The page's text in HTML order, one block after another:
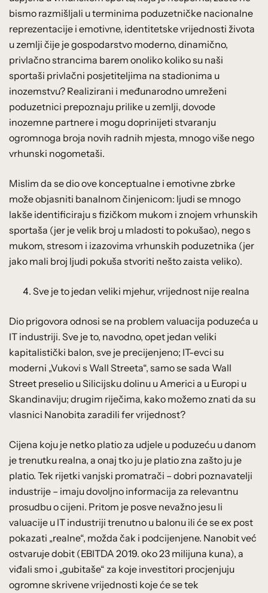
bismo razmišljali u terminima poduzetničke nacionalne
reprezentacije i emotivne, identitetske vrijednosti života
u zemlji čije je gospodarstvo moderno, dinamično,
privlačno strancima barem onoliko koliko su naši
sportaši privlačni posjetiteljima na stadionima u
inozemstvu? Realizirani i međunarodno umreženi
poduzetnici prepoznaju prilike u zemlji, dovode
inozemne partnere i mogu doprinijeti stvaranju
ogromnoga broja novih radnih mjesta, mnogo više nego
vrhunski nogometaši.
Mislim da se dio ove konceptualne i emotivne zbrke
može objasniti banalnom činjenicom: ljudi se mnogo
lakše identificiraju s fizičkom mukom i znojem vrhunskih
sportaša (jer je velik broj u mladosti to pokušao), nego s
mukom, stresom i izazovima vrhunskih poduzetnika (jer
jako mali broj ljudi pokuša stvoriti nešto zaista veliko).
Sve je to jedan veliki mjehur, vrijednost nije realna
Dio prigovora odnosi se na problem valuacija poduzeća u
IT industriji. Sve je to, navodno, opet jedan veliki
kapitalistički balon, sve je precijenjeno; IT-evci su
moderni „Vukovi s Wall Streeta“, samo se sada Wall
Street preselio u Silicijsku dolinu u Americi a u Europi u
Skandinaviju; drugim riječima, kako možemo znati da su
vlasnici Nanobita zaradili fer vrijednost?
Cijena koju je netko platio za udjele u poduzeću u danom
je trenutku realna, a onaj tko ju je platio zna zašto ju je
platio. Tek rijetki vanjski promatrači – dobri poznavatelji
industrije – imaju dovoljno informacija za relevantnu
prosudbu o cijeni. Pritom je posve nevažno jesu li
valuacije u IT industriji trenutno u balonu ili će se ex post
pokazati „realne“, možda čak i podcijenjene. Nanobit već
ostvaruje dobit (EBITDA 2019. oko 23 milijuna kuna), a
viđali smo i „gubitaše“ za koje investitori procjenjuju
ogromne skrivene vrijednosti koje će se tek